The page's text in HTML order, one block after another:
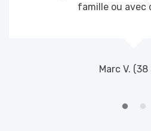
famille ou avec
Marc V. (38